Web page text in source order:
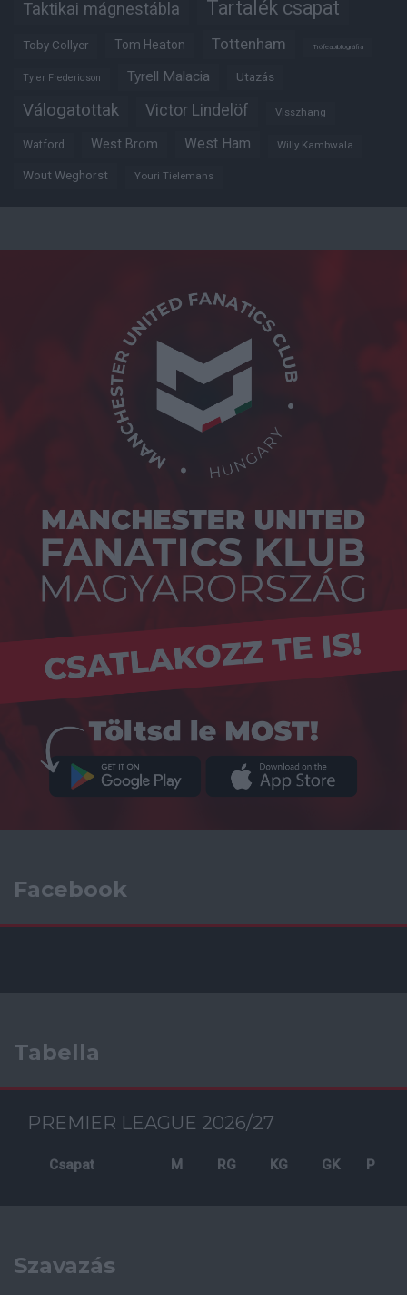
Taktikai mágnestábla Tartalék csapat
Toby Collyer Tom Heaton Tottenham Trófeabibliográfia
Tyler Fredericson Tyrell Malacia Utazás
Válogatottak Victor Lindelöf Visszhang
Watford West Brom West Ham Willy Kambwala
Wout Weghorst Youri Tielemans
Facebook
Tabella
PREMIER LEAGUE 2026/27
Csapat M RG KG GK P
Szavazás